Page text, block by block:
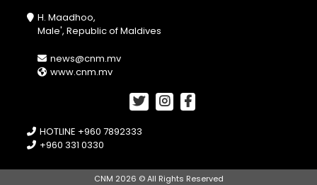
H. Maadhoo,
Male', Republic of Maldives
news@cnm.mv
www.cnm.mv
HOTLINE +960 7892333
+960 331 0330
CNM 2026 © All Rights Reserved